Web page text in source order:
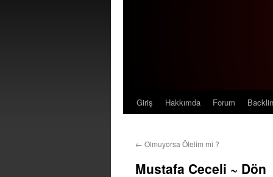
İçeriğe
Giriş Hakkımda Forum
← Olmuyorsa Ölelim mi ?
Mustafa Ceceli ~ Dön